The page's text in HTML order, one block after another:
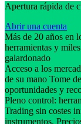
Apertura rápida de
Abrir una cuenta
Más de 20 años en
herramientas y
galardonado
Acceso a los
de su mano Tome
oportunidades y
Pleno control:
Trading sin costes
instrumentos.